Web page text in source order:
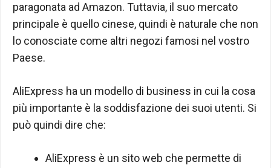
paragonata ad Amazon. Tuttavia, il suo mercato
principale è quello cinese, quindi è naturale che non
lo conosciate come altri negozi famosi nel vostro
Paese.
AliExpress ha un modello di business in cui la cosa
più importante è la soddisfazione dei suoi utenti. Si
può quindi dire che:
AliExpress è un sito web che permette di